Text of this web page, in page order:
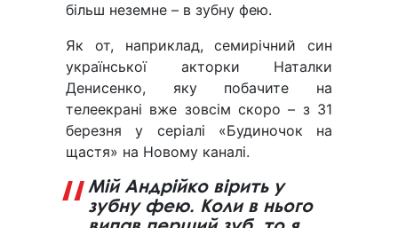
більш неземне – в зубну фею.
Як от, наприклад, семирічний син
української акторки Наталки
Денисенко, яку побачите на
телеекрані вже зовсім скоро – з 31
березня у серіалі «Будиночок на
щастя» на Новому каналі.
Мій Андрійко вірить у
зубну фею. Коли в нього